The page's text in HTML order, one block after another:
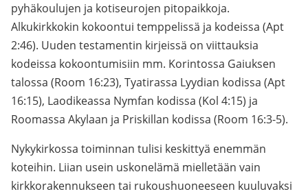
pyhäkoulujen ja kotiseurojen pitopaikkoja.
Alkukirkkokin kokoontui temppelissä ja kodeissa (Apt
2:46). Uuden testamentin kirjeissä on viittauksia
kodeissa kokoontumisiin mm. Korintossa Gaiuksen
talossa (Room 16:23), Tyatirassa Lyydian kodissa (Apt
16:15), Laodikeassa Nymfan kodissa (Kol 4:15) ja
Roomassa Akylaan ja Priskillan kodissa (Room 16:3-5).
Nykykirkossa toiminnan tulisi keskittyä enemmän
koteihin. Liian usein uskonelämä mielletään vain
kirkkorakennukseen tai rukoushuoneeseen kuuluvaksi